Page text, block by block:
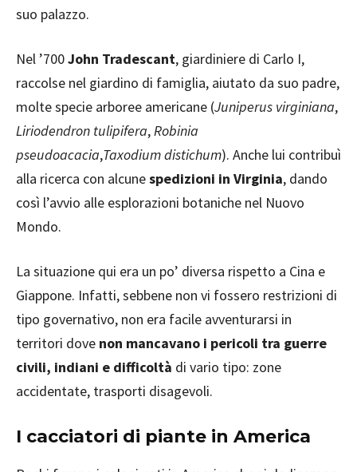
suo palazzo.
Nel ’700John Tradescant, giardiniere di Carlo I,
raccolse nel giardino di famiglia, aiutato da suo padre,
molte specie arboree americane (Juniperus virginiana,
Liriodendron tulipifera,Robinia
pseudoacacia,Taxodium distichum). Anche lui contribuì
alla ricerca con alcunespedizioni in Virginia, dando
così l’avvio alle esplorazioni botaniche nel Nuovo
Mondo.
La situazione qui era un po’ diversa rispetto a Cina e
Giappone. Infatti, sebbene non vi fossero restrizioni di
tipo governativo, non era facile avventurarsi in
territori dove non mancavano i pericoli tra guerre
civili, indiani e difficoltà di vario tipo: zone
accidentate, trasporti disagevoli.
I cacciatori di piante in America